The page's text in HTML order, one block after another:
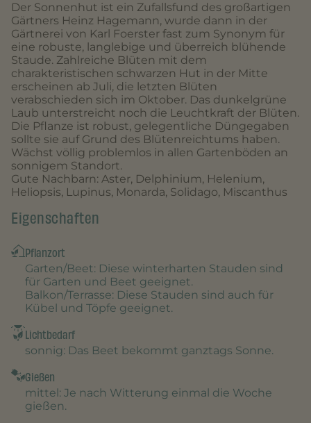
Der Sonnenhut ist ein Zufallsfund des großartigen
Gärtners Heinz Hagemann, wurde dann in der
Gärtnerei von Karl Foerster fast zum Synonym für
eine robuste, langlebige und überreich blühende
Staude. Zahlreiche Blüten mit dem
charakteristischen schwarzen Hut in der Mitte
erscheinen ab Juli, die letzten Blüten
verabschieden sich im Oktober. Das dunkelgrüne
Laub unterstreicht noch die Leuchtkraft der Blüten.
Die Pflanze ist robust, gelegentliche Düngegaben
sollte sie auf Grund des Blütenreichtums haben.
Wächst völlig problemlos in allen Gartenböden an
sonnigem Standort.
Gute Nachbarn: Aster, Delphinium, Helenium,
Heliopsis, Lupinus, Monarda, Solidago, Miscanthus
Eigenschaften
Pflanzort
Garten/Beet: Diese winterharten Stauden sind
für Garten und Beet geeignet.
Balkon/Terrasse: Diese Stauden sind auch für
Kübel und Töpfe geeignet.
Lichtbedarf
sonnig: Das Beet bekommt ganztags Sonne.
Gießen
mittel : Je nach Witterung einmal die Woche
gießen.